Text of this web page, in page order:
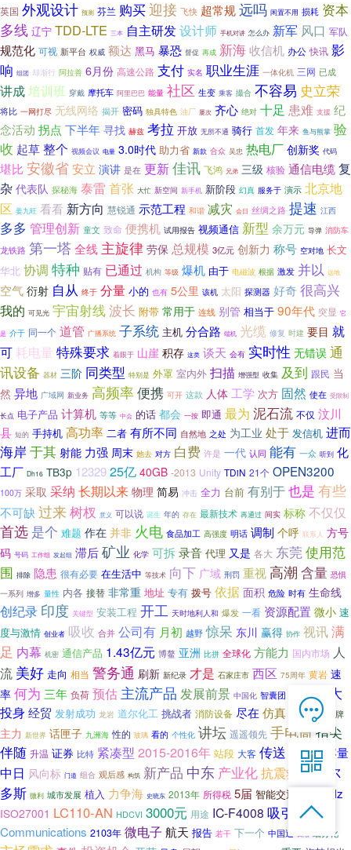
英国 外观设计 预测 芬兰 购买迎接 飞快 超常规远吗 闲置不用 损耗 资本
多线 辽宁 TDD-LTE 三本 自主研发设计师 手机对讲 怎么办 新军 风口 军队
规范化 可视 新平台 权威 额达 黑马 暴恐 督促 再成 新海收信机 办公 快讯 影
响 组团 却渐行 阿拉善 6月份 高速公路 支付 实名 职业生涯 一体化机 三网 已成
讲成培训班 穿戴 摩托车 阿里巴巴 能量 社区 生变 乘客 撮合 不容易 史立荣
将比 一网打尽 无线网络 揭开 密码 独具特色 油厂 屡次 齐心 绝对 十足 患难 支援 纪
念活动 拐点 下半年寻找 赫兹 考拉 开放 无所不通 骑行 首发 年来 鱼与熊掌 验
收 起草整个 视频会议 电量 3.0时代 助力省 新款 合众 吴忠 热电厂 创新奖 代码
堪比 安徽省安立 演讲 是在 更新佳讯 飞鸿 兄弟 三级 核验 通信电缆复
杂 代表队 探秘海 泰雷 首张 大忙 新空间 新手机 新阶段 幻真 服务于 演示 北京地
区 姜九旺 看看 新方向 慧锐通 示范工程 和谐 减灾 会日 丝绸之路 提速 江西
多多 管理创新 童文 致命 便携机 试用报告 视频通信 新型 余万元 导弹 消防车
龙铁路 第一塔 全线 主旋律 劳保 总规模 3亿元 创新力 称号 空对地 长文
华北 协调 特种 贴有 已通过 机构 等级 爆机 由于 电磁波 根据 激发 并以 远地
空气 衍射 自从 终于 分量 小的 也有 5公里 该机 太阳 探测器 好奇很高兴
我的 可见光 宇宙射线波长 附带 常用于 连线 别管 相当于 90年代 突显 它
是 介于 同一个 道管 广播系统 子系统 主机 分合路 端机 光缆 修复 时建 要目 就
可 耗电量 特殊要求 着眼于 山崖 积存 这类 谈天 会有 实时性 无错误 通
讯设备 器材 三阶 同类型 特别是 外罩 室内外 扫描 增强型 收集 及到 跟民 当
然 异地 广域网 新业务 高频率便携 可开 这款 人体 工学 次方 固然 使在 受限制
长点 电子产品 计算机 等等 中会 的话 都会 一按 即通 最为 泥石流 不仅 汶川
县 短的 手持机 高功率 二者 有所不同 自然地 之处 为工业 处于 发信机 进而
海岸 于其 射能 力强 周末 她去 对方 白费 许是 一代 认同 能有 一众 听到 化
工厂 Dh16 TB3p 1232925亿 40GB -2013 Unity TDiN 21个 OPEN3200
100万 采取 采纳 长期以来 物理 简易 冲击 全力 台前 有别于也是 有些
不可缺过来树杈 意义 可以说 诞生 年的 存在 最新技术 再通过 间实 标称 不仅仅
首选 是个 难题 作在 并非 火电 食品加工 高强度 明话 调制 个呼 联系人 方号
码 号码 工作组 发起组 滞后矿业 化学 可拆录音 代理 又是 各大 东莞使用范
围 排除 隐患 很有必要 在生活中 等技术 向下 广域 刑罚 重视 高潮 含量 恐惧
一系列 增多 量性 内各 接替 非常重 地址 专有 拨号 依据 面积 危险 时有 生命线
创纪录 印度 关键型 安装工程 开工 天时地利人和 爆发 一看 资源配置 微小 速
度与激情 创业者 吸收 合并 公司有 月初 越野 惊呆 东川 赢得 协作 视讯满
足 内幕 机密 通信产品 1.43亿元 博鳌 亚洲 比拼 全球化 方能力 国内市场 人
流 美好 走向 相当 警务通 刷新 新纪录 才是 石家庄市 西区 75周年 黄岩 速
率 何为 三年 负荷 预估 主流产品 发展前景 中国化 智囊团 东南亚 之大
投身经贸 发射成功 龙岩 道尔化工 挑战者 消防设备 尽在 仿真 公共场所 明牌
主力 新世界 话匣子 九洲海 性的 玻璃 看的 个性化 讲坛 遥遥领先 手电筒 指尖
伴随 升温 证券 比特 紧凑型 2015-2016年 站段 大客 传送 日召开 大容量
中日 风向标 门道 组合 观后感 构筑 新产品 中东 产业化抗震救灾 鄂尔
多斯 微利 城市发展 植入 力争海 史晓东 2013年 所得税 5届 智能交通 900MHz
ISO27001 LC110-AN HDCVI 3000元 用途 IC-F4008 吸引
4000辆
Communications 2103年 微电子 航天 报告 若干 下一个 中国通 细分化


在线客服
7*12 QQ在线，服务咨询

服务热线
恭候聆听，023-86382199手机直接点击
拨打

